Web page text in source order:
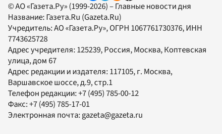
© АО «Газета.Ру» (1999-2026) – Главные новости дня
Название: Газета.Ru (Gazeta.Ru)
Учредитель:АО «Газета.Ру», ОГРН 1067761730376, ИНН
7743625728
Адрес учредителя: 125239, Россия, Москва, Коптевская
улица, дом 67
Адрес редакции и издателя: 117105, г. Москва,
Варшавское шоссе, д.9, стр.1
Телефон редакции:+7 (495) 785-00-12
Факс:+7 (495) 785-17-01
Электронная почта:gazeta@gazeta.ru